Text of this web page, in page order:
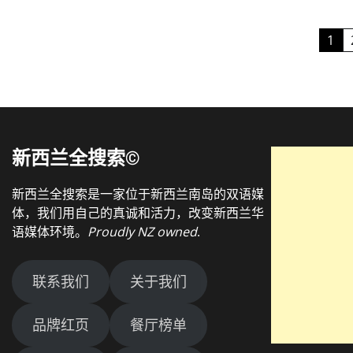
1
新西兰全搜索©
新西兰全搜索是一家位于新西兰南岛的双语媒
体，我们用自己的真诚和活力，改变新西兰华
语媒体环境。 Proudly NZ owned.
联系我们 关于我们
品牌红页 餐厅榜单